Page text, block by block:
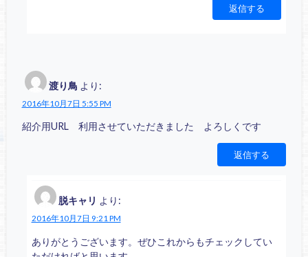
返信する
渡り鳥 より:
2016年10月7日 5:55 PM
紹介用URL 利用させていただきました よろしくです
返信する
脱キャリ より:
2016年10月7日 9:21 PM
ありがとうございます。ぜひこれからもチェックしてい